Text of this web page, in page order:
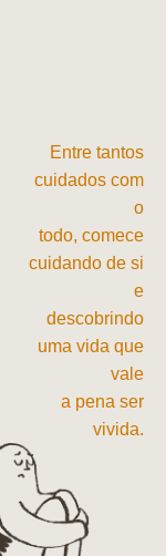
Entre tantos
cuidados com
o
todo, comece
cuidando de si
e
descobrindo
uma vida que
vale
a pena ser
vivida.